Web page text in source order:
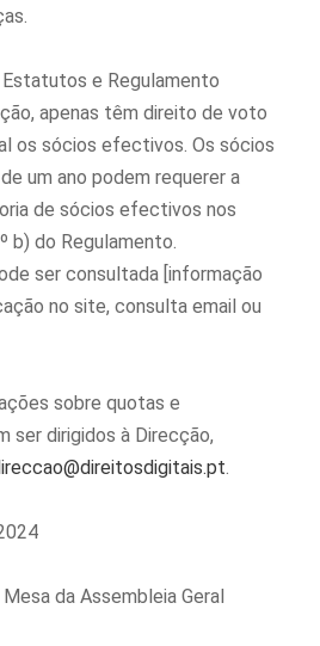
e Regulamento
apenas têm direito de voto
os sócios efectivos. Os sócios
um ano podem requerer a
de sócios efectivos nos
b) do Regulamento.
ser consultada [informação
no site, consulta email ou
sobre quotas e
ser dirigidos à Direcção,
.
da Assembleia Geral